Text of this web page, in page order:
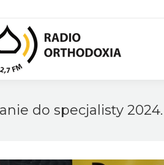
do specjalisty